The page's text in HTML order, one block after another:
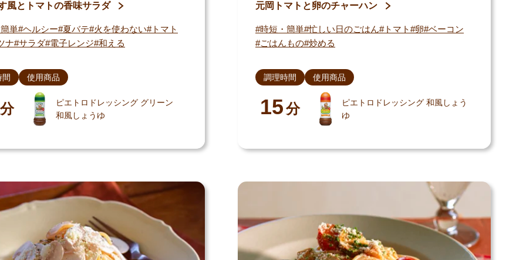
風とトマトの香味サラダ
単 ヘルシー 夏バテ 火を使わない トマト
ナ サラダ 電子レンジ 和える
分
使用商品
ピエトロドレッシング グリーン
和風しょうゆ
元岡トマトと卵のチャーハン
時短・簡単 忙しい日のごはん トマト 卵 ベーコン
ごはんもの 炒める
調理時間
15分
使用商品
ピエトロドレッシング 和風しょう
ゆ